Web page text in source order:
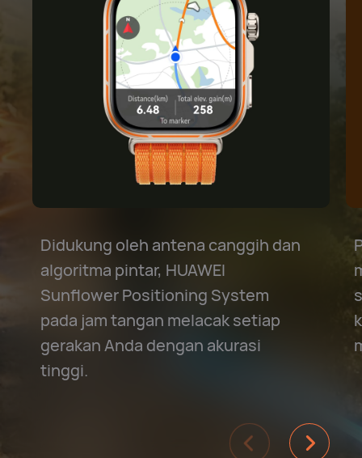
Didukung oleh antena canggih dan
algoritma pintar, HUAWEI
Sunflower Positioning System
pada jam tangan melacak setiap
gerakan Anda dengan akurasi
tinggi.